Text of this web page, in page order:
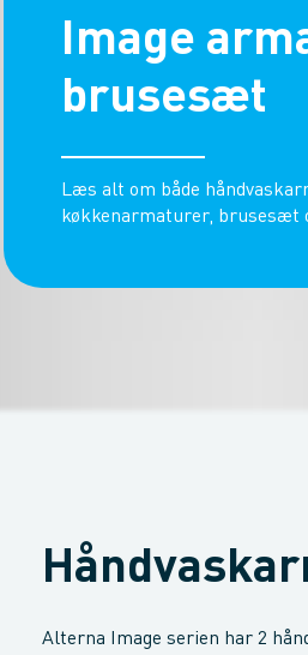
Image
brusesæt
Læs alt om både
køkkenarmaturer, brusesæt
Alterna Image serien har 2